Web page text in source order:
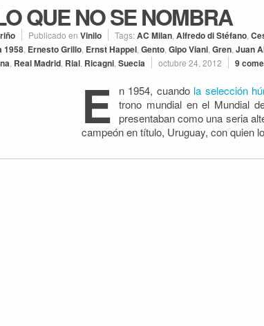
QUE NO SE NOMBRA
Publicado en Vinilo Tags:AC Milan, Alfredo di Stéfano,
1958, Ernesto Grillo, Ernst Happel, Gento, Gipo Viani, Gren, Juan
, Real Madrid, Rial, Ricagni, Suecia octubre 24, 2012 9
E n 1954, cuando la selección
trono mundial en el Mundial
presentaban como una seria
campeón en título, Uruguay, con quien